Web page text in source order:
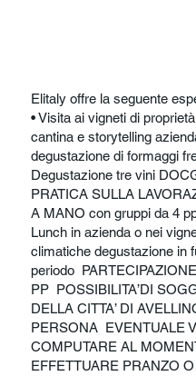
Elitaly offre la seguente
• Visita ai vigneti di
cantina e storytelling
degustazione di formaggi
Degustazione tre vini
PRATICA SULLA
A MANO con gruppi da 4
Lunch in azienda o nei
climatiche degustazione in
periodo
PP POSSIBILITA’DI
DELLA CITTA’ DI
PERSONA EVENTUALE
COMPUTARE AL
EFFETTUARE PRANZO